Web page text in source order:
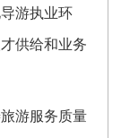
游执业环
供给和业务
游服务质量